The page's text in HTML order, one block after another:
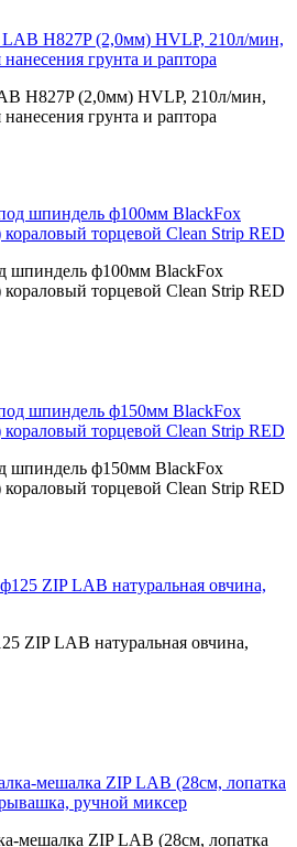
H827P (2,0мм) HVLP, 210л/мин,
грунта и раптора
шпиндель ф100мм BlackFox
торцевой Clean Strip RED
шпиндель ф150мм BlackFox
торцевой Clean Strip RED
ZIP LAB натуральная овчина,
мешалка ZIP LAB (28см, лопатка